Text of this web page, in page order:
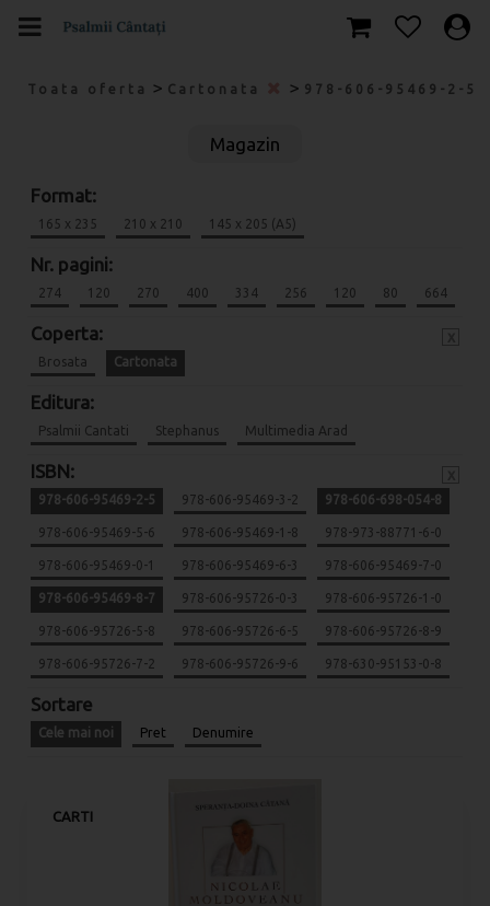
Toata oferta > Cartonata > 978-606-95469-2-5
Magazin
Format:
165 x 235 210 x 210 145 x 205 (A5)
Nr. pagini:
274 120 270 400 334 256 120 80 664
Coperta:
Brosata Cartonata
Editura:
Psalmii Cantati Stephanus Multimedia Arad
ISBN:
978-606-95469-2-5 978-606-95469-3-2 978-606-698-054-8
978-606-95469-5-6 978-606-95469-1-8 978-973-88771-6-0
978-606-95469-0-1 978-606-95469-6-3 978-606-95469-7-0
978-606-95469-8-7 978-606-95726-0-3 978-606-95726-1-0
978-606-95726-5-8 978-606-95726-6-5 978-606-95726-8-9
978-606-95726-7-2 978-606-95726-9-6 978-630-95153-0-8
Sortare
Cele mai noi Pret Denumire
CARTI